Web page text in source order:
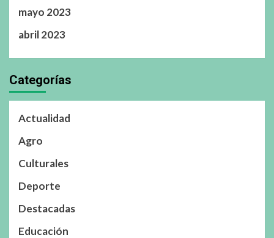
mayo 2023
abril 2023
Categorías
Actualidad
Agro
Culturales
Deporte
Destacadas
Educación